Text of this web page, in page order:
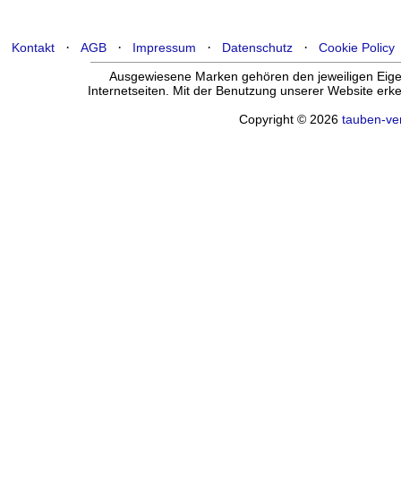
Kontakt· AGB· Impressum · Datenschutz· Cookie Policy
Ausgewiesene Marken gehören den jeweiligen
Internetseiten. Mit der Benutzung unserer Website
Copyright © 2026 tauben-